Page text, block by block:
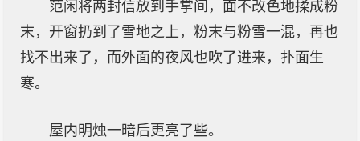
范闲将两封信放到手掌间，面不改色地揉成粉
末，开窗扔到了雪地之上，粉末与粉雪一混，再也
找不出来了，而外面的夜风也吹了进来，扑面生
寒。
屋内明烛一暗后更亮了些。